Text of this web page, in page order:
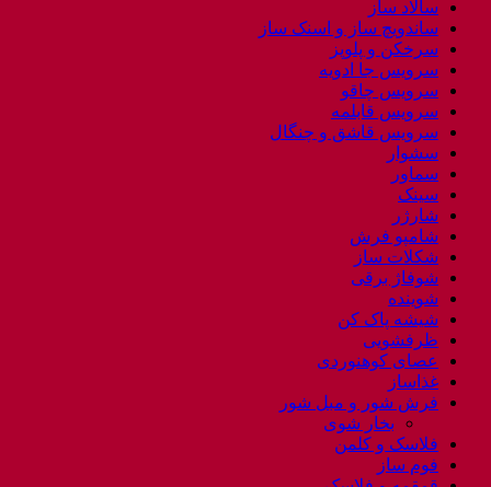
سالاد ساز
ساندویچ ساز و اسنک ساز
سرخکن و پلوپز
سرویس جا ادویه
سرویس چاقو
سرویس قابلمه
سرویس قاشق و چنگال
سشوار
سماور
سینک
شارژر
شامپو فرش
شکلات ساز
شوفاژ برقی
شوینده
شیشه پاک کن
ظرفشویی
عصای کوهنوردی
غذاساز
فرش شور و مبل شور
بخار شوی
فلاسک و کلمن
فوم ساز